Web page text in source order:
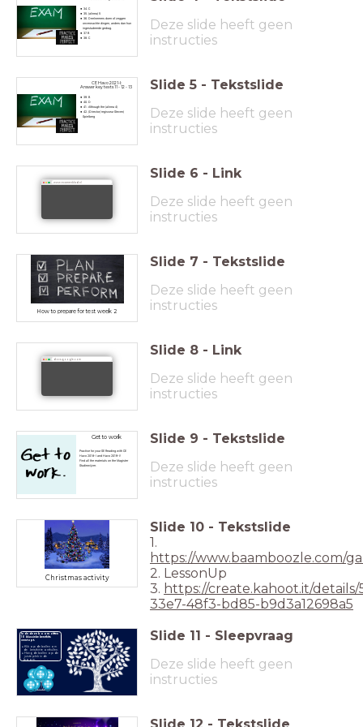
34. C
35. (alinea) 5
36. Deelnemers doen of zeggen
onverwachte dingen, anders dan hun
ingestudeerde gedrag.
37. B
38. C
Deze slide heeft geen
instructies
CE Havo 2021-I:
Answer key texts 11 - 12 - 13
39. B
40. D
41. Although the (alinea 4)
42. (Director/ regisseur Steven)
Spielberg
Slide 5 - Tekstslide
Deze slide heeft geen
instructies
www.examenblad.nl
Slide 6 - Link
Deze slide heeft geen
instructies
How to prepare for test week 2
Slide 7 - Tekstslide
Deze slide heeft geen
instructies
docs.google.com
Slide 8 - Link
Deze slide heeft geen
instructies
Get to work
Practise for your SE Reading with CE
Havo 2018-I and Havo 2019-I!
Find all the materials on the Magister
Studiewijzer.
Slide 9 - Tekstslide
Deze slide heeft geen
instructies
Christmas activity
Slide 10 - Tekstslide
1.
https://www.baamboozle.com/
2. LessonUp
3. https://create.kahoot.it/details/
33e7-48f3-bd85-b9d3a12698a5
In de deze boom zitten
10 klassieke kersthits
verstopt.
Klik op de ballen om
de kersthit te onthullen.
Hang de ballen op de
juiste plek in de
boom.
Slide 11 - Sleepvraag
Deze slide heeft geen
instructies
Slide 12 - Tekstslide